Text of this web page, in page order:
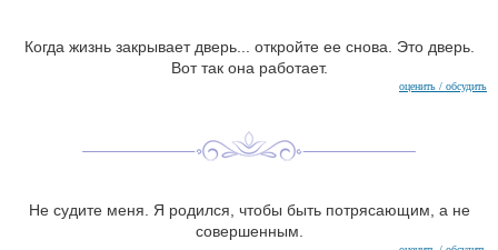
Когда жизнь закрывает дверь... откройте ее снова. Это дверь.
Вот так она работает.
оценить / обсудить
Не судите меня. Я родился, чтобы быть потрясающим, а не
совершенным.